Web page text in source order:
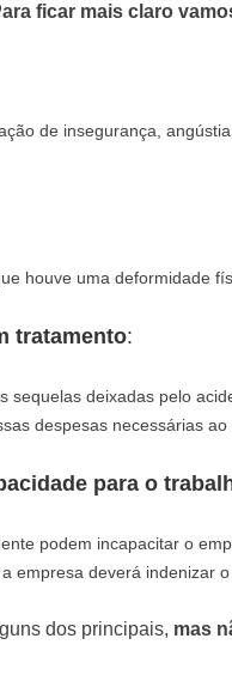
ficar mais claro
de insegurança,
houve uma deformidade
tratamento:
deixadas pelo
despesas necessárias
para o
podem incapacitar o
empresa deverá indenizar
dos principais, mas